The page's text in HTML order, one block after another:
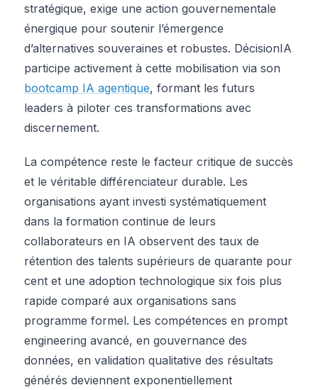
stratégique, exige une action gouvernementale
énergique pour soutenir l’émergence
d’alternatives souveraines et robustes. DécisionIA
participe activement à cette mobilisation via son
bootcamp IA agentique, formant les futurs
leaders à piloter ces transformations avec
discernement.
La compétence reste le facteur critique de succès
et le véritable différenciateur durable. Les
organisations ayant investi systématiquement
dans la formation continue de leurs
collaborateurs en IA observent des taux de
rétention des talents supérieurs de quarante pour
cent et une adoption technologique six fois plus
rapide comparé aux organisations sans
programme formel. Les compétences en prompt
engineering avancé, en gouvernance des
données, en validation qualitative des résultats
générés deviennent exponentiellement